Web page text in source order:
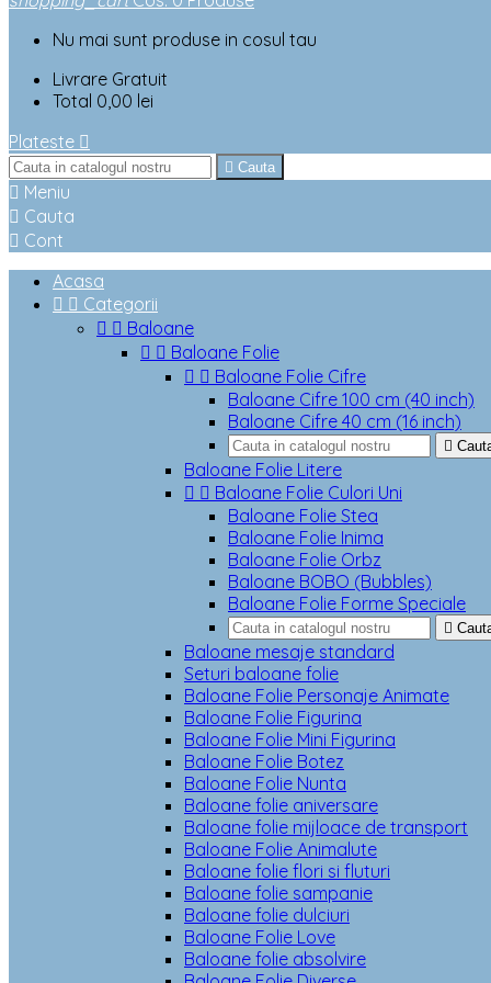
Nu mai sunt produse in cosul tau
Livrare Gratuit
Total 0,00 lei
Plateste 
 Cauta
 Meniu
 Cauta
 Cont
Acasa
  Categorii
  Baloane
  Baloane Folie
  Baloane Folie Cifre
Baloane Cifre 100 cm (40 inch)
Baloane Cifre 40 cm (16 inch)

Baloane Folie Litere
  Baloane Folie Culori Uni
Baloane Folie Stea
Baloane Folie Inima
Baloane Folie Orbz
Baloane BOBO (Bubbles)
Baloane Folie Forme Speciale

Baloane mesaje standard
Seturi baloane folie
Baloane Folie Personaje Animate
Baloane Folie Figurina
Baloane Folie Mini Figurina
Baloane Folie Botez
Baloane Folie Nunta
Baloane folie aniversare
Baloane folie mijloace de transport
Baloane Folie Animalute
Baloane folie flori si fluturi
Baloane folie sampanie
Baloane folie dulciuri
Baloane Folie Love
Baloane folie absolvire